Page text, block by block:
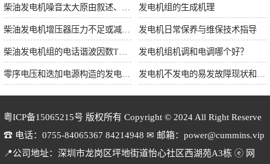
发电机组的生成机理
发电机日常保养与维保技术指导
发电机组机调和电调哪个好？
粤ICP备15065215号 版权所有 Copyright © 2024 All Right Reserve
☎ 电话：0755-84065367 84214948 ✉ 邮箱：power@cummins.vip
📍公司地址：深圳市龙岗区坪地街道怡心社区西湖苑A3栋 ⓔ 网